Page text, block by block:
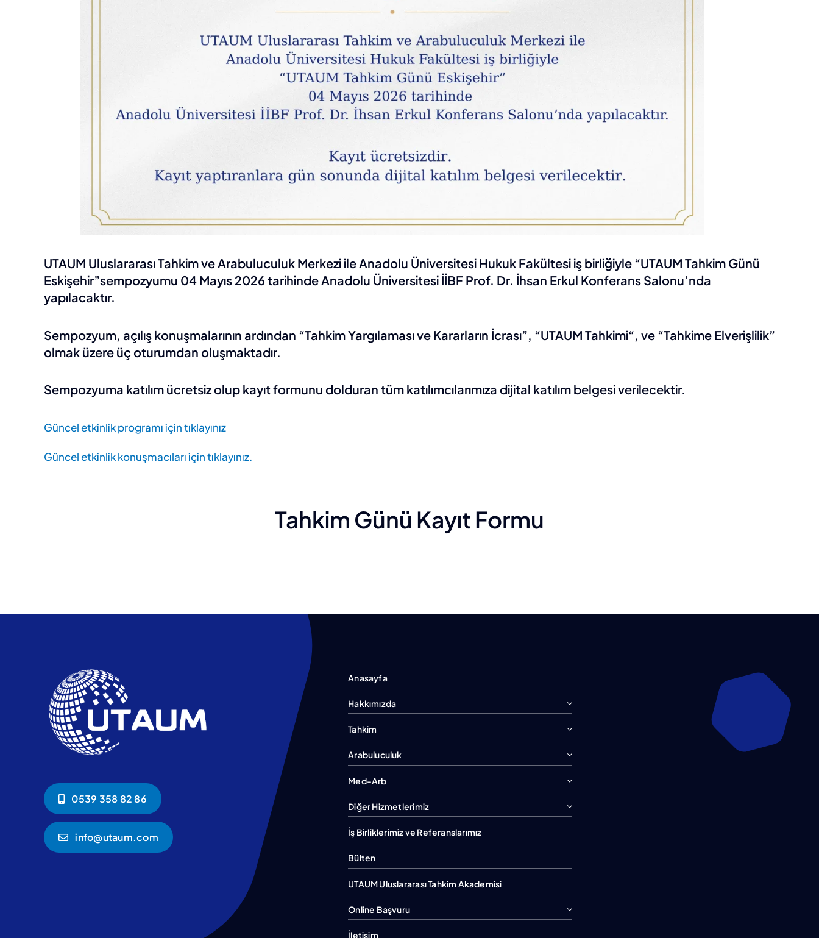
UTAUM Uluslararası Tahkim ve Arabuluculuk Merkezi ile Anadolu Üniversitesi Hukuk Fakültesi iş birliğiyle “UTAUM Tahkim Günü
Eskişehir”sempozyumu 04 Mayıs 2026 tarihinde Anadolu Üniversitesi İİBF Prof. Dr. İhsan Erkul Konferans Salonu’nda
yapılacaktır.
Sempozyum, açılış konuşmalarının ardından “Tahkim Yargılaması ve Kararların İcrası”, “UTAUM Tahkimi“, ve “Tahkime Elverişlilik”
olmak üzere üç oturumdan oluşmaktadır.
Sempozyuma katılım ücretsiz olup kayıt formunu dolduran tüm katılımcılarımıza dijital katılım belgesi verilecektir.
Güncel etkinlik programı için tıklayınız
Güncel etkinlik konuşmacıları için tıklayınız.
Tahkim Günü Kayıt Formu
0539 358 82 86
info@utaum.com
Anasayfa
Hakkımızda
Tahkim
Arabuluculuk
Med-Arb
Diğer Hizmetlerimiz
İş Birliklerimiz ve Referanslarımız
Bülten
UTAUM Uluslararası Tahkim Akademisi
Online Başvuru
İletişim